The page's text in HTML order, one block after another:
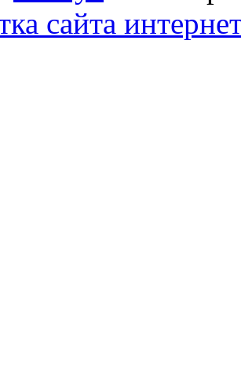
сайта